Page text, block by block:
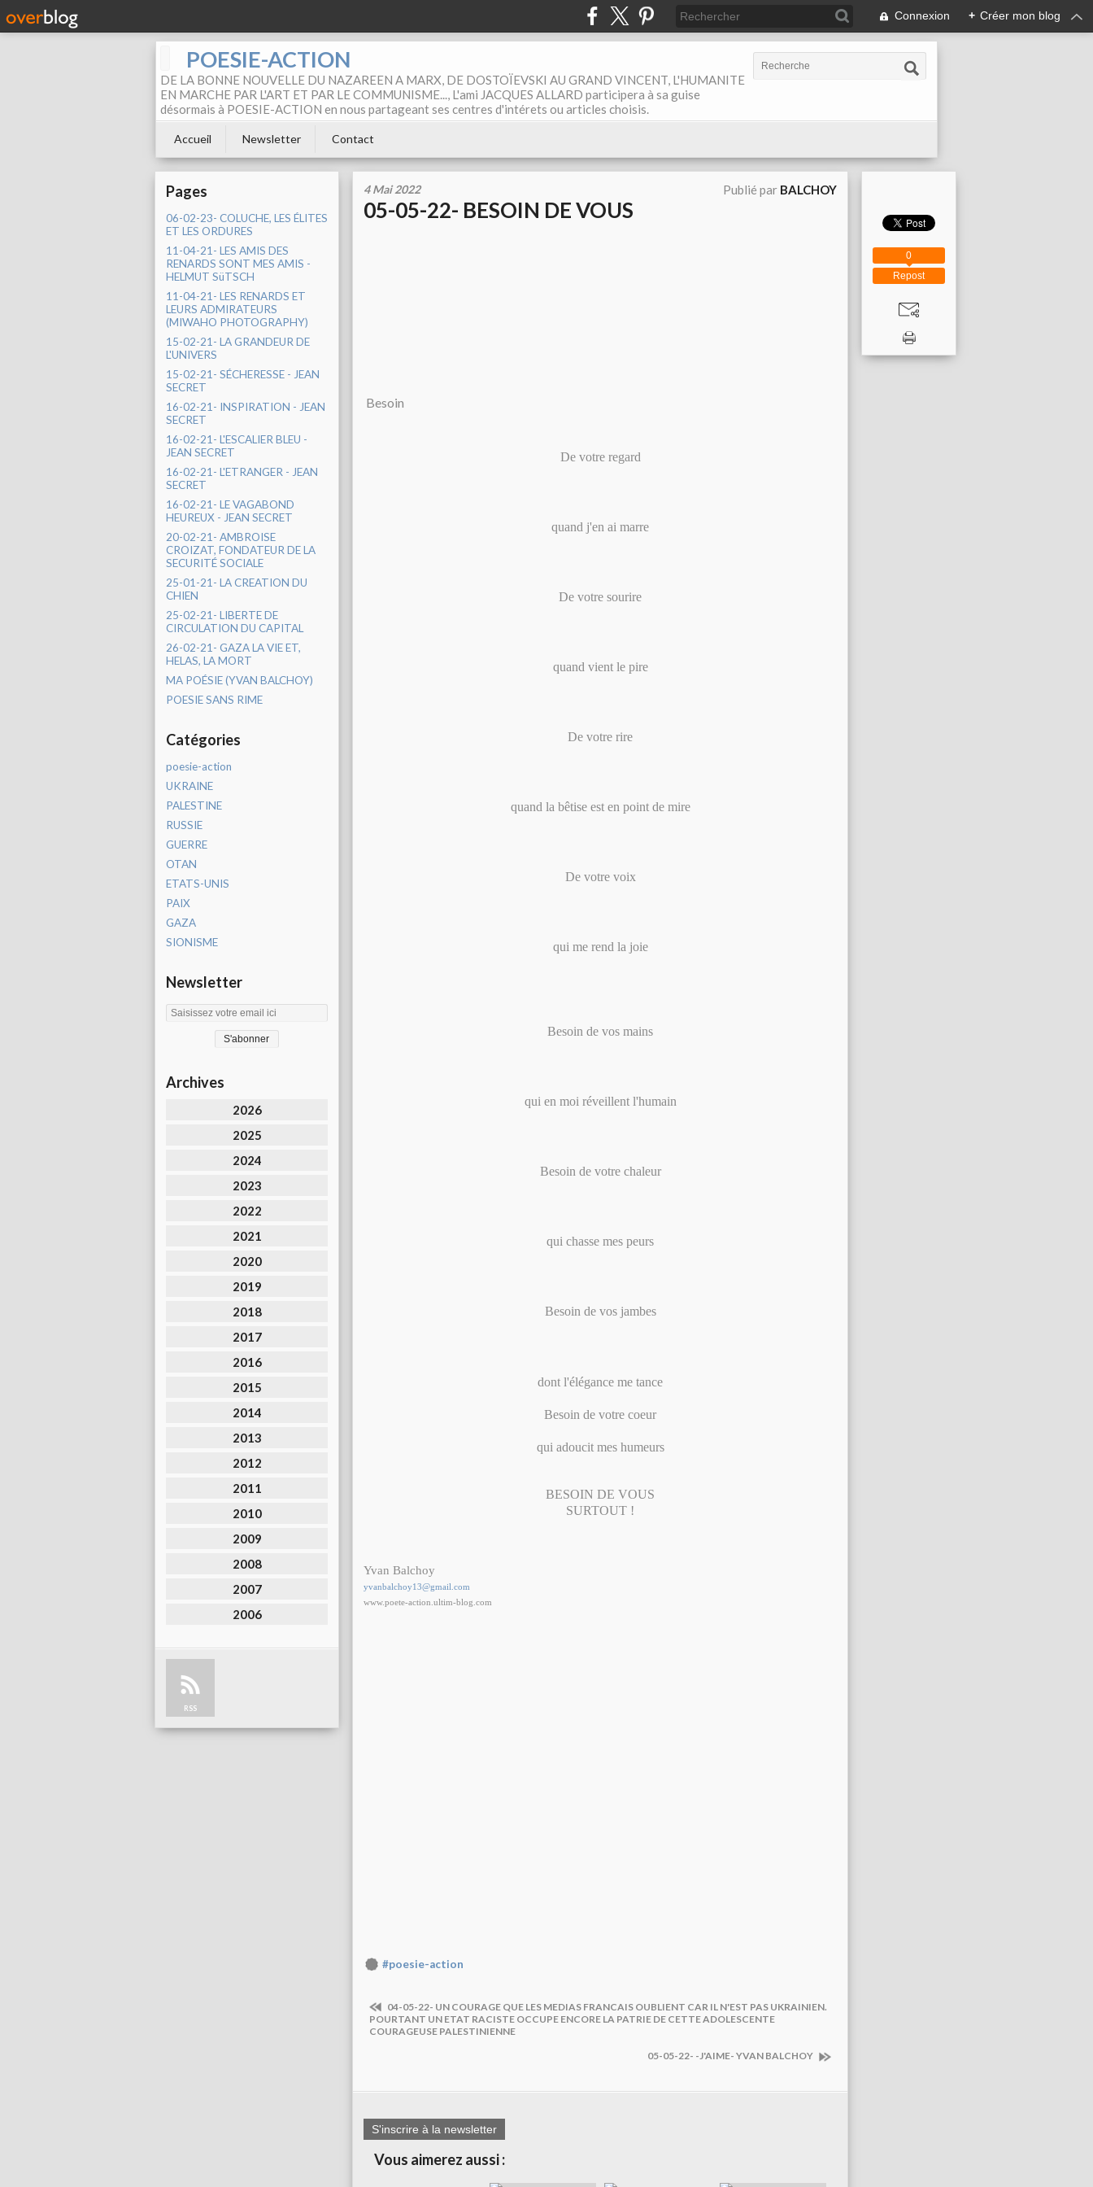
Connexion + Créer mon blog
POESIE-ACTION
DE LA BONNE NOUVELLE DU NAZAREEN A MARX, DE DOSTOÏEVSKI AU GRAND VINCENT, L'HUMANITE
EN MARCHE PAR L'ART ET PAR LE COMMUNISME..., L'ami JACQUES ALLARD participera à sa guise
désormais à POESIE-ACTION en nous partageant ses centres d'intérets ou articles choisis.
Accueil Newsletter Contact
Pages
06-02-23- COLUCHE, LES ÉLITES
ET LES ORDURES
11-04-21- LES AMIS DES
RENARDS SONT MES AMIS -
HELMUT SüTSCH
11-04-21- LES RENARDS ET
LEURS ADMIRATEURS
(MIWAHO PHOTOGRAPHY)
15-02-21- LA GRANDEUR DE
L'UNIVERS
15-02-21- SÉCHERESSE - JEAN
SECRET
16-02-21- INSPIRATION - JEAN
SECRET
16-02-21- L'ESCALIER BLEU -
JEAN SECRET
16-02-21- L'ETRANGER - JEAN
SECRET
16-02-21- LE VAGABOND
HEUREUX - JEAN SECRET
20-02-21- AMBROISE
CROIZAT, FONDATEUR DE LA
SECURITÉ SOCIALE
25-01-21- LA CREATION DU
CHIEN
25-02-21- LIBERTE DE
CIRCULATION DU CAPITAL
26-02-21- GAZA LA VIE ET,
HELAS, LA MORT
MA POÉSIE (YVAN BALCHOY)
POESIE SANS RIME
Catégories
poesie-action
UKRAINE
PALESTINE
RUSSIE
GUERRE
OTAN
ETATS-UNIS
PAIX
GAZA
SIONISME
Newsletter
Archives
2026
2025
2024
2023
2022
2021
2020
2019
2018
2017
2016
2015
2014
2013
2012
2011
2010
2009
2008
2007
2006
RSS
4 Mai 2022 Publié par BALCHOY
05-05-22- BESOIN DE VOUS
Besoin
De votre regard
quand j'en ai marre
De votre sourire
quand vient le pire
De votre rire
quand la bêtise est en point de mire
De votre voix
qui me rend la joie
Besoin de vos mains
qui en moi réveillent l'humain
Besoin de votre chaleur
qui chasse mes peurs
Besoin de vos jambes
dont l'élégance me tance
Besoin de votre coeur
qui adoucit mes humeurs
BESOIN DE VOUS
SURTOUT !
Yvan Balchoy
yvanbalchoy13@gmail.com
www.poete-action.ultim-blog.com
#poesie-action
04-05-22- UN COURAGE QUE LES MEDIAS FRANCAIS OUBLIENT CAR IL N'EST PAS UKRAINIEN.
POURTANT UN ETAT RACISTE OCCUPE ENCORE LA PATRIE DE CETTE ADOLESCENTE
COURAGEUSE PALESTINIENNE
05-05-22- -J'AIME- YVAN BALCHOY
S'inscrire à la newsletter
Vous aimerez aussi :
Repost
0